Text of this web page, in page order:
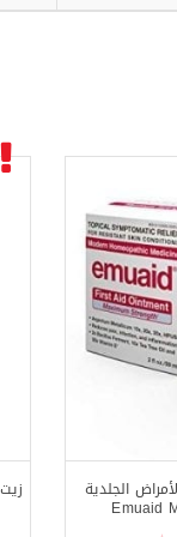
الجلدية
Emuaid